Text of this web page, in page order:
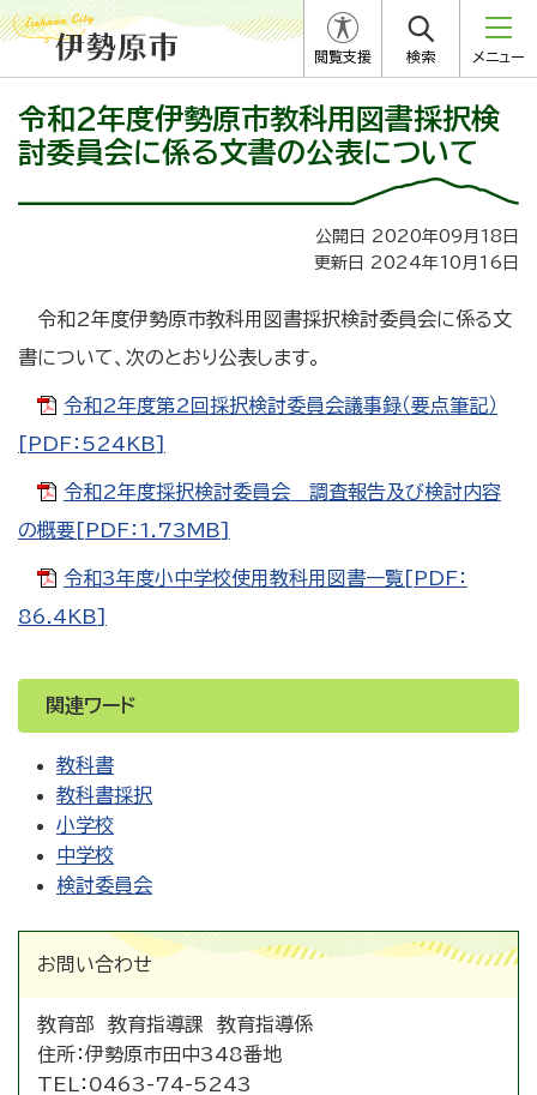
閲覧支援 検索 メニュー
令和2年度伊勢原市教科用図書採択検
討委員会に係る文書の公表について
公開日 2020年09月18日
更新日 2024年10月16日
令和2年度伊勢原市教科用図書採択検討委員会に係る文
書について、次のとおり公表します。
令和2年度第2回採択検討委員会議事録（要点筆記）
[PDF：524KB]
令和2年度採択検討委員会 調査報告及び検討内容
の概要[PDF：1.73MB]
令和3年度小中学校使用教科用図書一覧[PDF：
86.4KB]
関連ワード
教科書
教科書採択
小学校
中学校
検討委員会
お問い合わせ
教育部 教育指導課 教育指導係
住所：伊勢原市田中348番地
TEL： 0463-74-5243